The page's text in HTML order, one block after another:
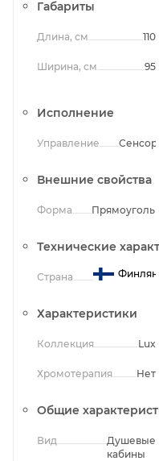
Габариты
Длина, см 110
Ширина, см 95
Исполнение
Управление
Внешние свойства
Форма
Технические
Страна
Характеристики
Коллекция Lux
Хромотерапия Нет
Общие
Вид
Душевые
кабины